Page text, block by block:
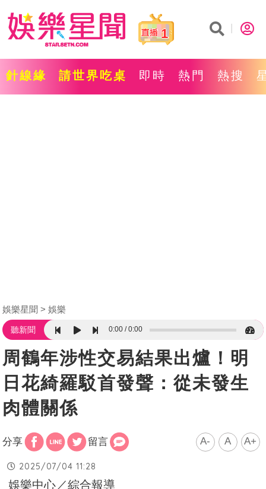
1
針線緣 請世界吃桌 即時 熱門 熱搜
娛樂星聞 娛樂
聽新聞 0:00 0:00
周鶴年涉性交易結果出爐！明
日花綺羅駁首發聲：從未發生
肉體關係
分享 留言 A- A A+
2025/07/04 11:28
娛樂中心／綜合報導